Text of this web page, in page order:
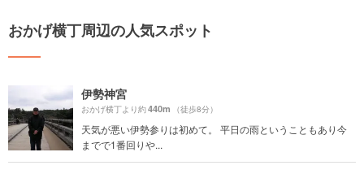
おかげ横丁周辺の人気スポット
伊勢神宮
おかげ横丁より約440m （徒歩8分）
天気が悪い伊勢参りは初めて。 平日の雨ということもあり今
までで1番回りや...